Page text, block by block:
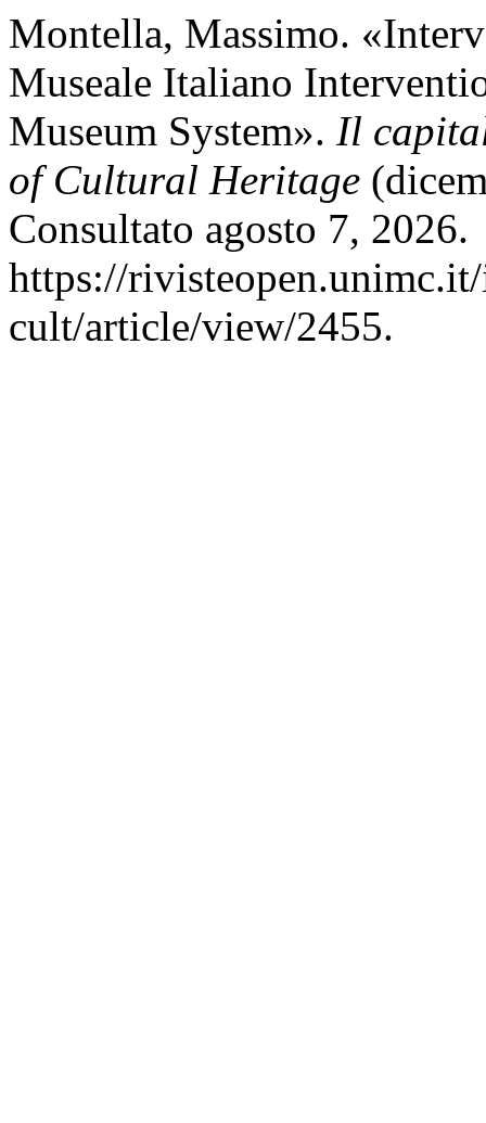
Montella, Massimo.
Museale Italiano
Museum System». Il
of Cultural Heritage
Consultato agosto 7, 2026.
https://
cult/article/view/2455.